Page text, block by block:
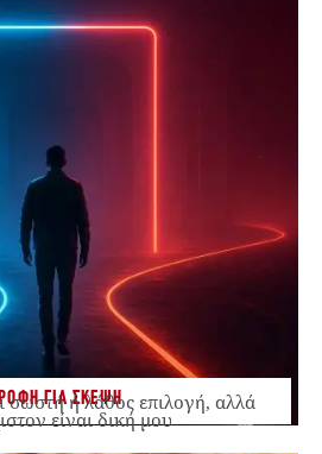
ΓΙΑ ΣΚΕΨΗ
σωστή ή λάθος επιλογή, αλλά
είναι δική μου